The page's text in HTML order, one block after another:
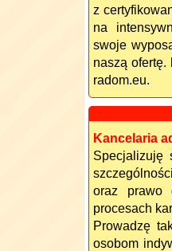
z
na
swoje
naszą ofertę.
radom.eu.
Kancelaria
Specjalizuję
oraz prawo
procesach
Prowadzę
osobom